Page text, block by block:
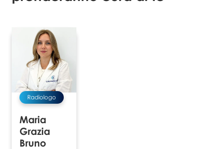
Radiologo
Maria
Grazia
Bruno